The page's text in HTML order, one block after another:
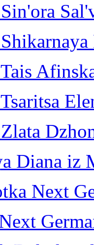
Diana iz
Next